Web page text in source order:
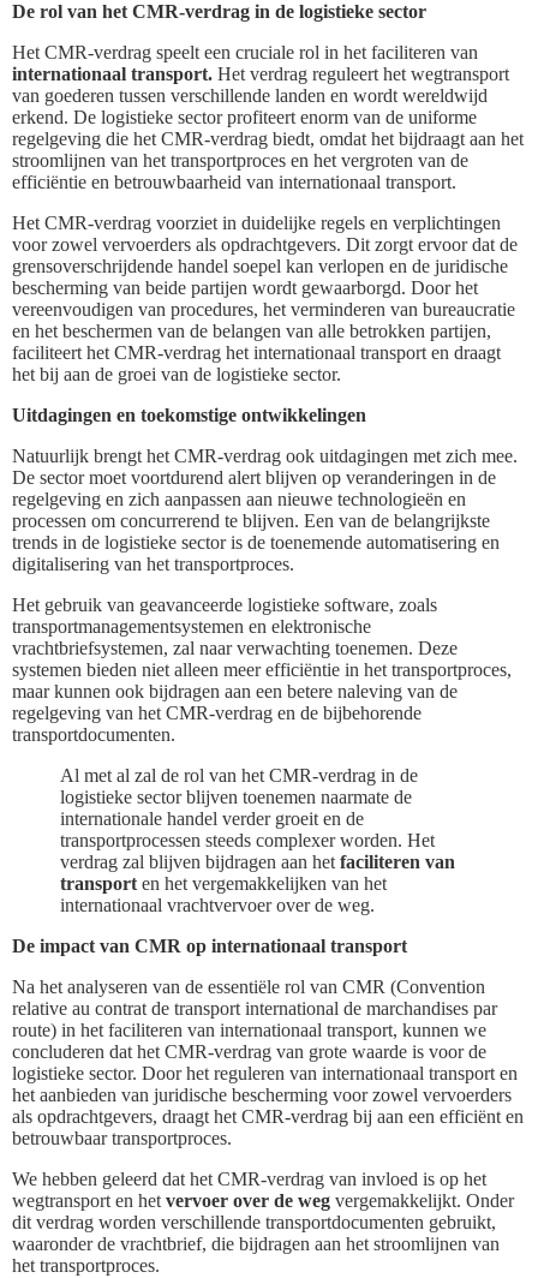
De rol van het CMR-verdrag in de logistieke sector
Het CMR-verdrag speelt een cruciale rol in het faciliteren van
internationaal transport. Het verdrag reguleert het wegtransport
van goederen tussen verschillende landen en wordt wereldwijd
erkend. De logistieke sector profiteert enorm van de uniforme
regelgeving die het CMR-verdrag biedt, omdat het bijdraagt aan het
stroomlijnen van het transportproces en het vergroten van de
efficiëntie en betrouwbaarheid van internationaal transport.
Het CMR-verdrag voorziet in duidelijke regels en verplichtingen
voor zowel vervoerders als opdrachtgevers. Dit zorgt ervoor dat de
grensoverschrijdende handel soepel kan verlopen en de juridische
bescherming van beide partijen wordt gewaarborgd. Door het
vereenvoudigen van procedures, het verminderen van bureaucratie
en het beschermen van de belangen van alle betrokken partijen,
faciliteert het CMR-verdrag het internationaal transport en draagt
het bij aan de groei van de logistieke sector.
Uitdagingen en toekomstige ontwikkelingen
Natuurlijk brengt het CMR-verdrag ook uitdagingen met zich mee.
De sector moet voortdurend alert blijven op veranderingen in de
regelgeving en zich aanpassen aan nieuwe technologieën en
processen om concurrerend te blijven. Een van de belangrijkste
trends in de logistieke sector is de toenemende automatisering en
digitalisering van het transportproces.
Het gebruik van geavanceerde logistieke software, zoals
transportmanagementsystemen en elektronische
vrachtbriefsystemen, zal naar verwachting toenemen. Deze
systemen bieden niet alleen meer efficiëntie in het transportproces,
maar kunnen ook bijdragen aan een betere naleving van de
regelgeving van het CMR-verdrag en de bijbehorende
transportdocumenten.
Al met al zal de rol van het CMR-verdrag in de
logistieke sector blijven toenemen naarmate de
internationale handel verder groeit en de
transportprocessen steeds complexer worden. Het
verdrag zal blijven bijdragen aan het faciliteren van
transport en het vergemakkelijken van het
internationaal vrachtvervoer over de weg.
De impact van CMR op internationaal transport
Na het analyseren van de essentiële rol van CMR (Convention
relative au contrat de transport international de marchandises par
route) in het faciliteren van internationaal transport, kunnen we
concluderen dat het CMR-verdrag van grote waarde is voor de
logistieke sector. Door het reguleren van internationaal transport en
het aanbieden van juridische bescherming voor zowel vervoerders
als opdrachtgevers, draagt het CMR-verdrag bij aan een efficiënt en
betrouwbaar transportproces.
We hebben geleerd dat het CMR-verdrag van invloed is op het
wegtransport en het vervoer over de weg vergemakkelijkt. Onder
dit verdrag worden verschillende transportdocumenten gebruikt,
waaronder de vrachtbrief, die bijdragen aan het stroomlijnen van
het transportproces.